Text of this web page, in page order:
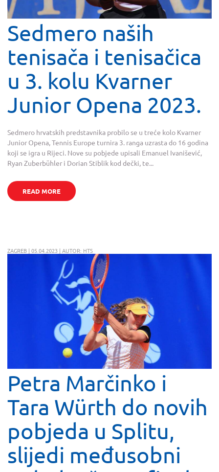
Sedmero naših
tenisača i tenisačica
u 3. kolu Kvarner
Junior Opena 2023.
Sedmero hrvatskih predstavnika probilo se u treće kolo Kvarner
Junior Opena, Tennis Europe turnira 3. ranga uzrasta do 16 godina
koji se igra u Rijeci. Nove su pobjede upisali Emanuel Ivanišević,
Ryan Zuberbühler i Dorian Stiblik kod dečki, te...
READ MORE
ZAGREB | 05.04.2023 | AUTOR: HTS
Petra Marčinko i
Tara Würth do novih
pobjeda u Splitu,
slijedi međusobni